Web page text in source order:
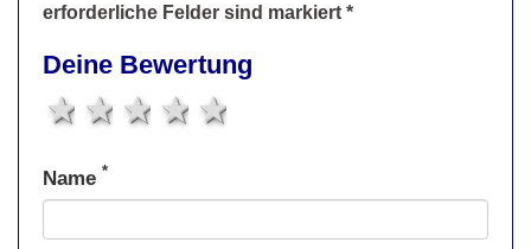
erforderliche Felder sind markiert *
Deine Bewertung
4 stars
3 stars
2 stars
1 star
Name *